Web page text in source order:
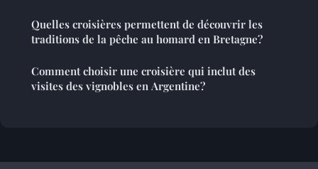
Quelles croisières permettent de découvrir les
traditions de la pêche au homard en Bretagne?
Comment choisir une croisière qui inclut des
visites des vignobles en Argentine?